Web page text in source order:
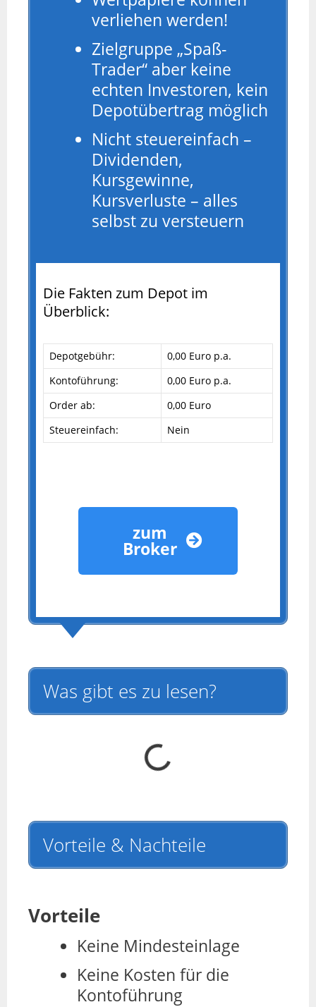
verliehen werden!
Zielgruppe „Spaß-
Trader“ aber keine
echten Investoren, kein
Depotübertrag möglich
Nicht steuereinfach –
Dividenden,
Kursgewinne,
Kursverluste – alles
selbst zu versteuern
Die Fakten zum Depot im
Überblick:
Depotgebühr:
0,00 Euro p.a.
Kontoführung:
0,00 Euro p.a.
Order ab:
0,00 Euro
Steuereinfach:
Nein
zum
Broker
Was gibt es zu lesen?
Vorteile & Nachteile
Vorteile
Keine Mindesteinlage
Keine Kosten für die
Kontoführung